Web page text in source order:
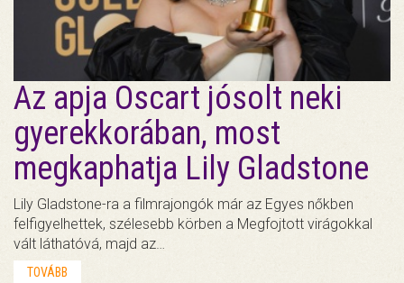
Az apja Oscart jósolt neki
gyerekkorában, most
megkaphatja Lily Gladstone
Lily Gladstone-ra a filmrajongók már az Egyes nőkben
felfigyelhettek, szélesebb körben a Megfojtott virágokkal
vált láthatóvá, majd az…
TOVÁBB